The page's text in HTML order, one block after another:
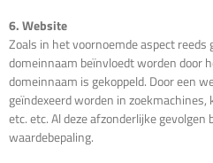
6. Website
Zoals in het voornoemde aspect reeds
domeinnaam beïnvloedt worden door
domeinnaam is gekoppeld. Door een
geïndexeerd worden in zoekmachines,
etc. etc. Al deze afzonderlijke
waardebepaling.